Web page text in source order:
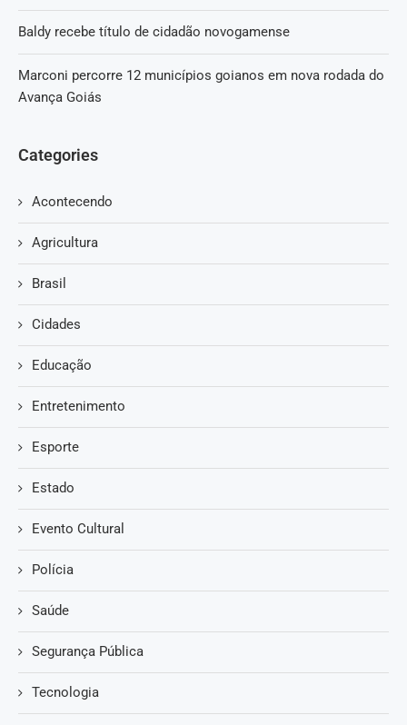
Baldy recebe título de cidadão novogamense
Marconi percorre 12 municípios goianos em nova rodada do
Avança Goiás
Categories
Acontecendo
Agricultura
Brasil
Cidades
Educação
Entretenimento
Esporte
Estado
Evento Cultural
Polícia
Saúde
Segurança Pública
Tecnologia